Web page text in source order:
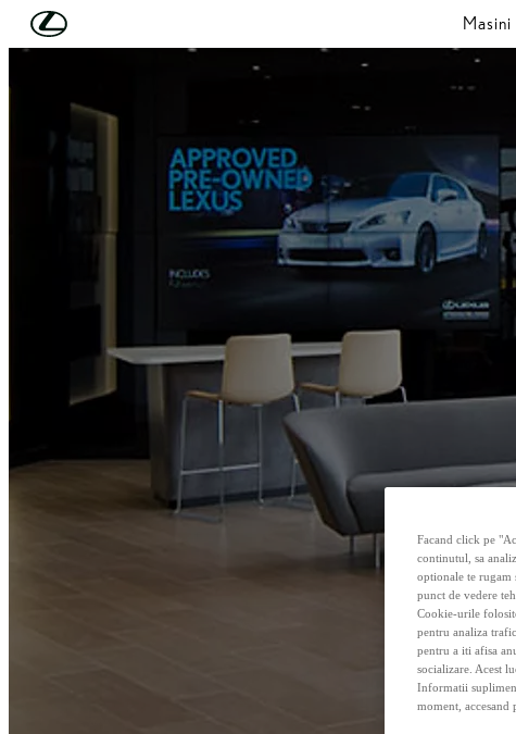
Skip to Main Content Masini
Lexus Service
Facand click pe
continutul, sa
optionale te rugam
punct de vedere
Cookie-urile
pentru analiza
pentru a iti afisa
socializare. Acest
Informatii
moment,